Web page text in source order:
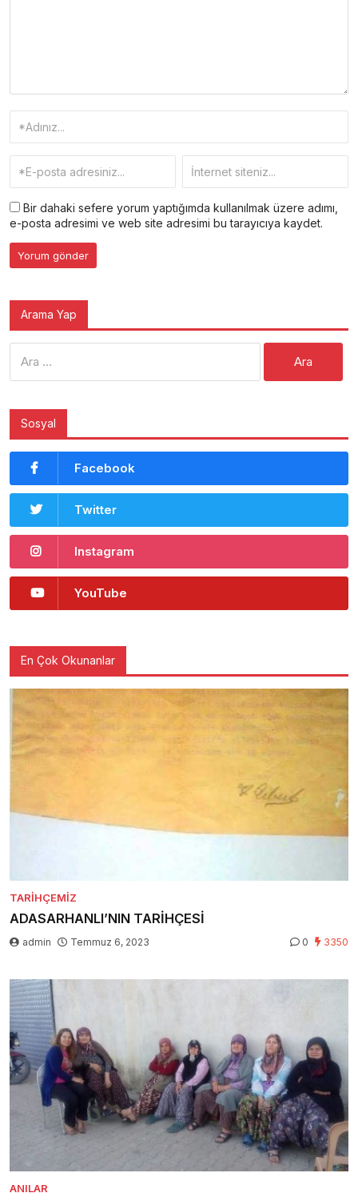
Bir dahaki sefere yorum yaptığımda kullanılmak üzere adımı,
e-posta adresimi ve web site adresimi bu tarayıcıya kaydet.
Arama Yap
Sosyal
Facebook
Twitter
Instagram
YouTube
En Çok Okunanlar
TARIHÇEMIZ
ADASARHANLI’NIN TARİHÇESİ
admin Temmuz 6, 2023 0 3350
ANILAR